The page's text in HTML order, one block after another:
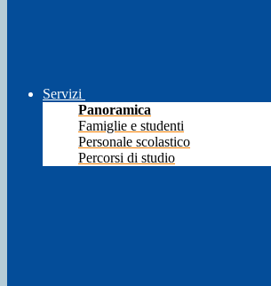
Servizi
Panoramica
Famiglie e studenti
Personale scolastico
Percorsi di studio